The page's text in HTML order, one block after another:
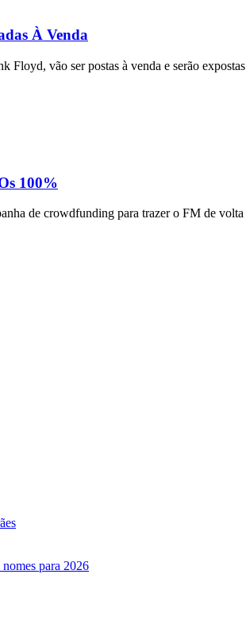
À Venda
vão ser postas à venda e serão
100%
de crowdfunding para trazer o FM de
para 2026